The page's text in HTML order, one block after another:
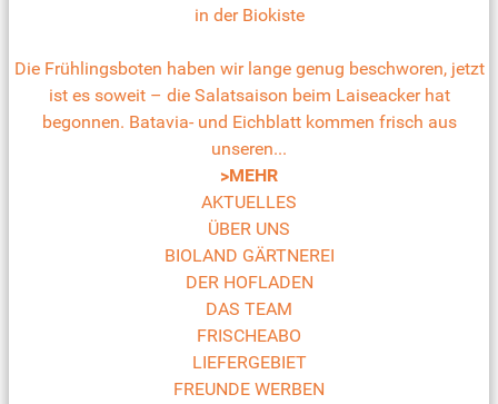
in der Biokiste
Die Frühlingsboten haben wir lange genug beschworen, jetzt
ist es soweit – die Salatsaison beim Laiseacker hat
begonnen. Batavia- und Eichblatt kommen frisch aus
unseren...
>MEHR
AKTUELLES
ÜBER UNS
BIOLAND GÄRTNEREI
DER HOFLADEN
DAS TEAM
FRISCHEABO
LIEFERGEBIET
FREUNDE WERBEN